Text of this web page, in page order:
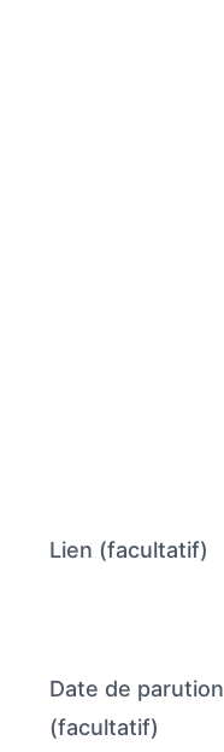
Lien (facultatif)
Date de parution
(facultatif)